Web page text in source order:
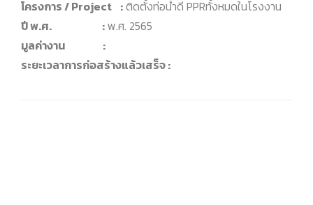
โครงการ / Project :ติดตั้งท่อน้ำดี PPRทั้งหมดในโรงงาน
ปี พ.ศ. :พ.ศ. 2565
มูลค่างาน :
ระยะเวลาการก่อสร้างแล้วเสร็จ :